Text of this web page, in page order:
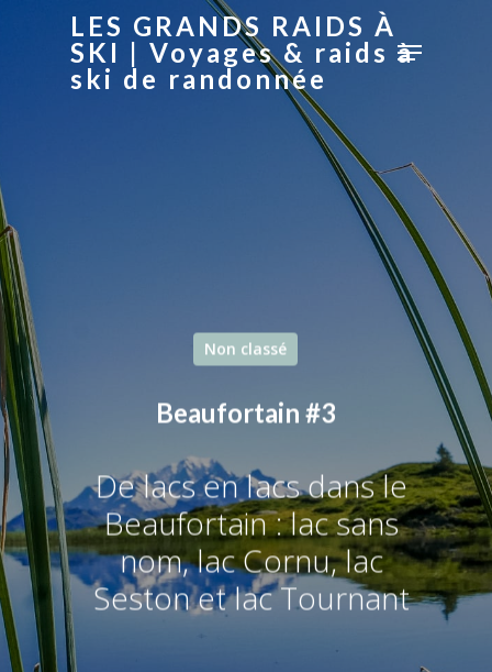
LES GRANDS RAIDS À
SKI | Voyages & raids à
ski de randonnée
Non classé
Beaufortain #3
De lacs en lacs dans le
Beaufortain : lac sans
nom, lac Cornu, lac
Seston et lac Tournant